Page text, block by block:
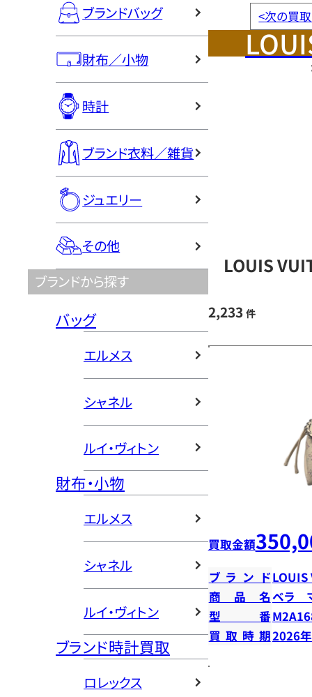
ブランドバッグ
財布／小物
時計
ブランド衣料／雑貨
ジュエリー
その他
ブランドから探す
バッグ
エルメス
シャネル
ルイ・ヴィトン
財布・小物
エルメス
シャネル
ルイ・ヴィトン
ブランド時計買取
ロレックス
<次の買
LOUIS
2,233 件
買取金額
ブランドLOUIS
商品名ベラ
型番
買取時期2026